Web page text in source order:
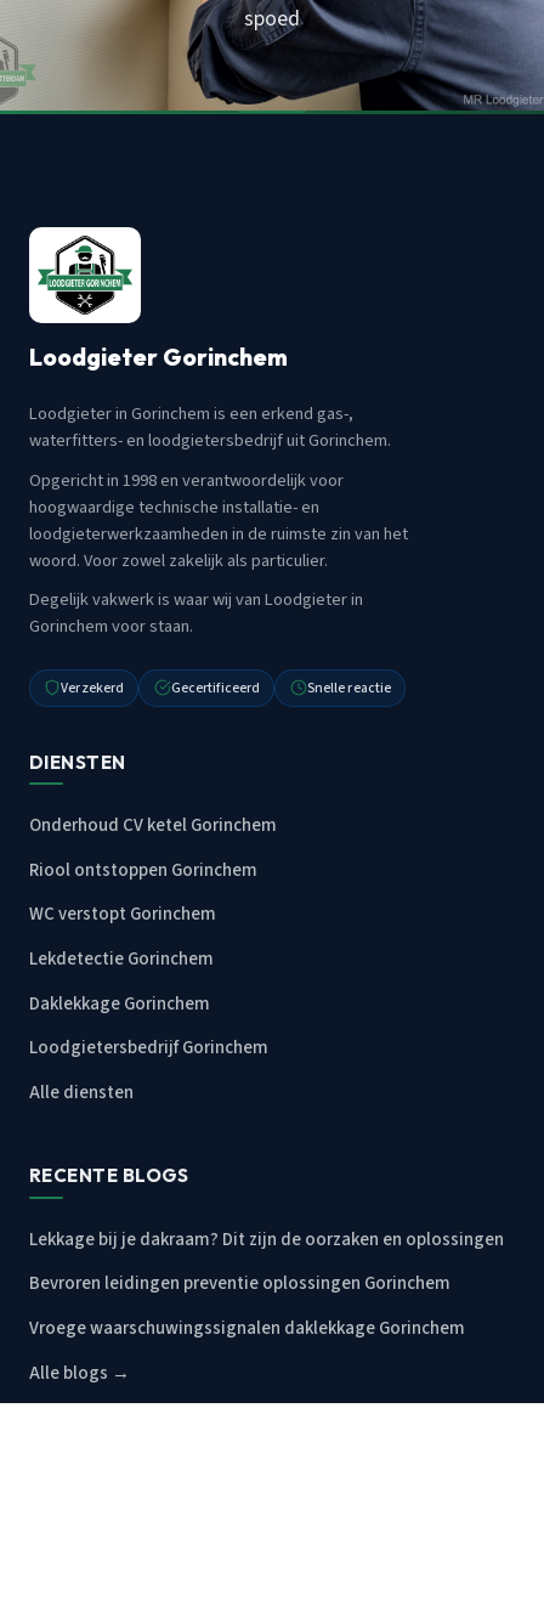
spoed
Loodgieter Gorinchem
Loodgieter in Gorinchem is een erkend gas-,
waterfitters- en loodgietersbedrijf uit Gorinchem.
Opgericht in 1998 en verantwoordelijk voor
hoogwaardige technische installatie- en
loodgieterwerkzaamheden in de ruimste zin van het
woord. Voor zowel zakelijk als particulier.
Degelijk vakwerk is waar wij van Loodgieter in
Gorinchem voor staan.
Verzekerd Gecertificeerd Snelle reactie
DIENSTEN
Onderhoud CV ketel Gorinchem
Riool ontstoppen Gorinchem
WC verstopt Gorinchem
Lekdetectie Gorinchem
Daklekkage Gorinchem
Loodgietersbedrijf Gorinchem
Alle diensten
RECENTE BLOGS
Lekkage bij je dakraam? Dit zijn de oorzaken en oplossingen
Bevroren leidingen preventie oplossingen Gorinchem
Vroege waarschuwingssignalen daklekkage Gorinchem
Alle blogs →